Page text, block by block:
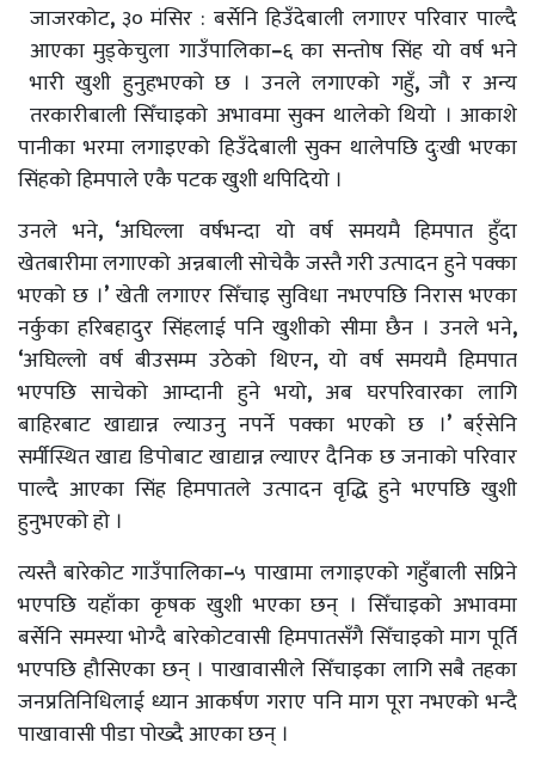
जाजरकोट, ३० मंसिर : बर्सेनि हिउँदेबाली लगाएर परिवार पाल्दै
आएका मुड्केचुला गाउँपालिका–६ का सन्तोष सिंह यो वर्ष भने
भारी खुशी हुनुहभएको छ । उनले लगाएको गहुँ,जौ र अन्य
तरकारीबाली सिँचाइको अभावमा सुक्न थालेको थियो । आकाशे
पानीका भरमा लगाइएको हिउँदेबाली सुक्न थालेपछि दुःखी भएका
सिंहको हिमपाले एकै पटक खुशी थपिदियो ।
उनले भने, ‘अघिल्ला वर्षभन्दा यो वर्ष समयमै हिमपात हुँदा
खेतबारीमा लगाएको अन्नबाली सोचेकै जस्तै गरी उत्पादन हुने पक्का
भएको छ ।’ खेती लगाएर सिँचाइ सुविधा नभएपछि निरास भएका
नर्कुका हरिबहादुर सिंहलाई पनि खुशीको सीमा छैन । उनले भने,
‘अघिल्लो वर्ष बीउसम्म उठेको थिएन, यो वर्ष समयमै हिमपात
भएपछि साचेको आम्दानी हुने भयो, अब घरपरिवारका लागि
बाहिरबाट खाद्यान्न ल्याउनु नपर्ने पक्का भएको छ ।’ बर्र्सेनि
सर्मीस्थित खाद्य डिपोबाट खाद्यान्न ल्याएर दैनिक छ जनाको परिवार
पाल्दै आएका सिंह हिमपातले उत्पादन वृद्धि हुने भएपछि खुशी
हुनुभएको हो ।
त्यस्तै बारेकोट गाउँपालिका–५ पाखामा लगाइएको गहुँबाली सप्रिने
भएपछि यहाँका कृषक खुशी भएका छन् । सिँचाइको अभावमा
बर्सेनि समस्या भोग्दै बारेकोटवासी हिमपातसँगै सिँचाइको माग पूर्ति
भएपछि हौसिएका छन् । पाखावासीले सिँचाइका लागि सबै तहका
जनप्रतिनिधिलाई ध्यान आकर्षण गराए पनि माग पूरा नभएको भन्दै
पाखावासी पीडा पोख्दै आएका छन् ।